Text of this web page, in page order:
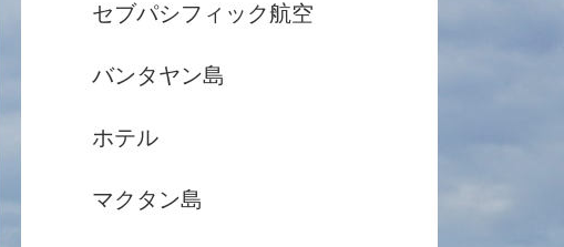
セブパシフィック航空
バンタヤン島
ホテル
マクタン島